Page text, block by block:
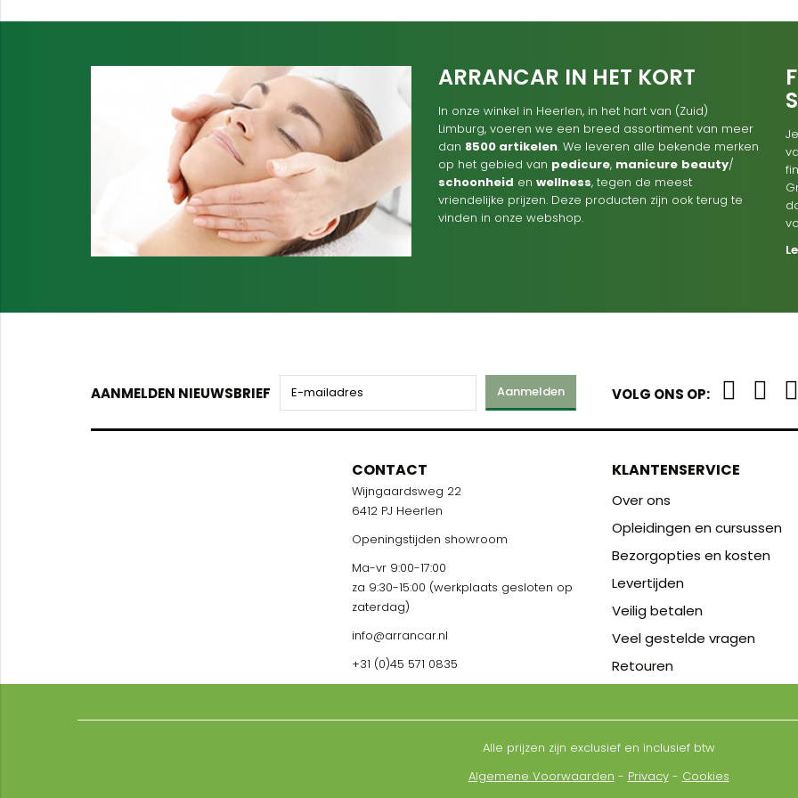
ARRANCAR IN HET KORT
In onze winkel in Heerlen, in het hart van (Zuid)
Limburg, voeren we een breed assortiment van meer
dan 8500 artikelen. We leveren alle bekende merken
op het gebied van pedicure, manicure beauty/
schoonheid en wellness, tegen de meest
vriendelijke prijzen. Deze producten zijn ook terug te
vinden in onze webshop.
AANMELDEN NIEUWSBRIEF Aanmelden VOLG ONS OP:
CONTACT
Wijngaardsweg 22
6412 PJ Heerlen
Openingstijden showroom
Ma-vr 9:00-17:00
za 9:30-15:00 (werkplaats gesloten op
zaterdag)
info@arrancar.nl
+31 (0)45 571 0835
KLANTENSERVICE
Over ons
Opleidingen en cursussen
Bezorgopties en kosten
Levertijden
Veilig betalen
Veel gestelde vragen
Retouren
Alle prijzen zijn exclusief en inclusief btw
Algemene Voorwaarden - Privacy- Cookies